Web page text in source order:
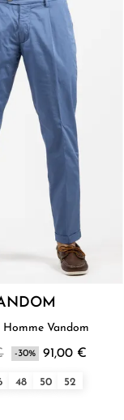
Pantalon Homme Vandom
-30% 91,00 €
48 50 52